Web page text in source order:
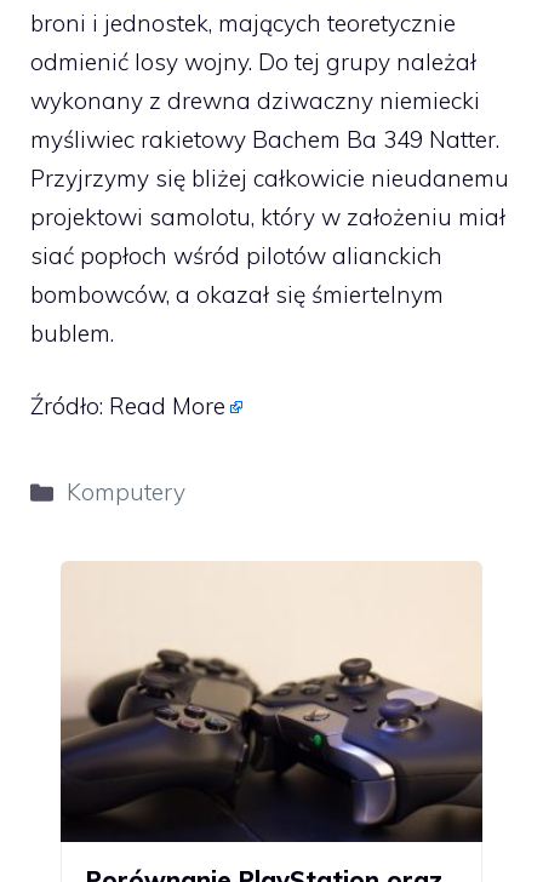
broni i jednostek, mających teoretycznie
odmienić losy wojny. Do tej grupy należał
wykonany z drewna dziwaczny niemiecki
myśliwiec rakietowy Bachem Ba 349 Natter.
Przyjrzymy się bliżej całkowicie nieudanemu
projektowi samolotu, który w założeniu miał
siać popłoch wśród pilotów alianckich
bombowców, a okazał się śmiertelnym
bublem.
Źródło: Read More
Kategorie
Komputery